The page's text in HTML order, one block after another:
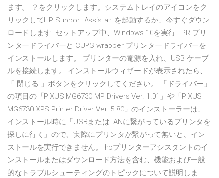
ます。 ？をクリックします。システムトレイのアイコンをク
リックしてHP Support Assistantを起動するか、今すぐダウン
ロードします. セットアップ中、Windows 10を実行 LPR プリ
ンタードライバーと CUPS wrapper プリンタードライバーを
インストールします。 プリンターの電源を入れ、USB ケーブ
ルを接続します。 インストールウィザードが表示されたら、
「 閉じる 」ボタンをクリックしてください。 「ドライバー」
の項目の「PIXUS MG6730 MP Drivers Ver. 1.01」や「PIXUS
MG6730 XPS Printer Driver Ver. 5.80」のインストーラーは、
インストール時に「USBまたはLANに繋がっているプリンタを
探しに行く」ので、実際にプリンタが繋がって無いと、イン
ストールを実行できません。 hpプリンターアシスタントのイ
ンストールまたはダウンロード方法を含む、機能および一般
的なトラブルシューティングのトピックについて説明しま